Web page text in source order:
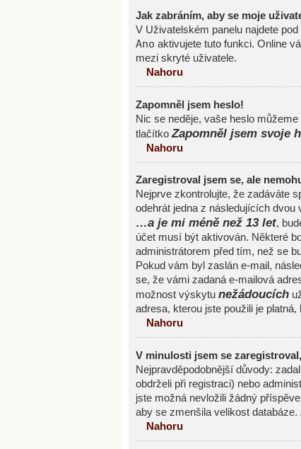
Jak zabráním, aby se moje
V Uživatelském panelu najdete
Ano aktivujete tuto funkci. Online
mezi skryté uživatele.
Nahoru
Zapomněl jsem heslo!
Nic se neděje, vaše heslo
tlačítko Zapomněl jsem svoje
Nahoru
Zaregistroval jsem se, ale
Nejprve zkontrolujte, že zadáváte
odehrát jedna z následujících dvou
…a je mi méně než 13 let,
účet musí být aktivován. Některé
administrátorem před tím, než se
Pokud vám byl zaslán e-mail,
se, že vámi zadaná e-mailová
možnost výskytu nežádoucích
adresa, kterou jste použili je
Nahoru
V minulosti jsem se
Nejpravděpodobnější důvody:
obdrželi při registraci) nebo
jste možná nevložili žádný
aby se zmenšila velikost
Nahoru